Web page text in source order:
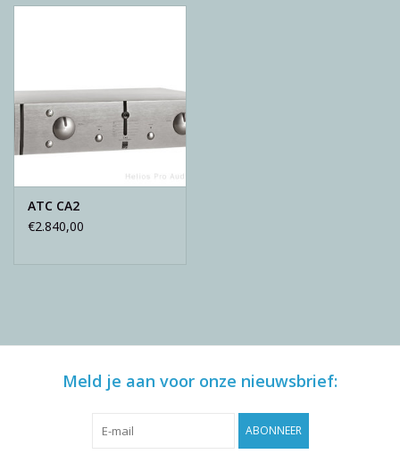
ATC CA2
€2.840,00
Meld je aan voor onze nieuwsbrief:
ABONNEER